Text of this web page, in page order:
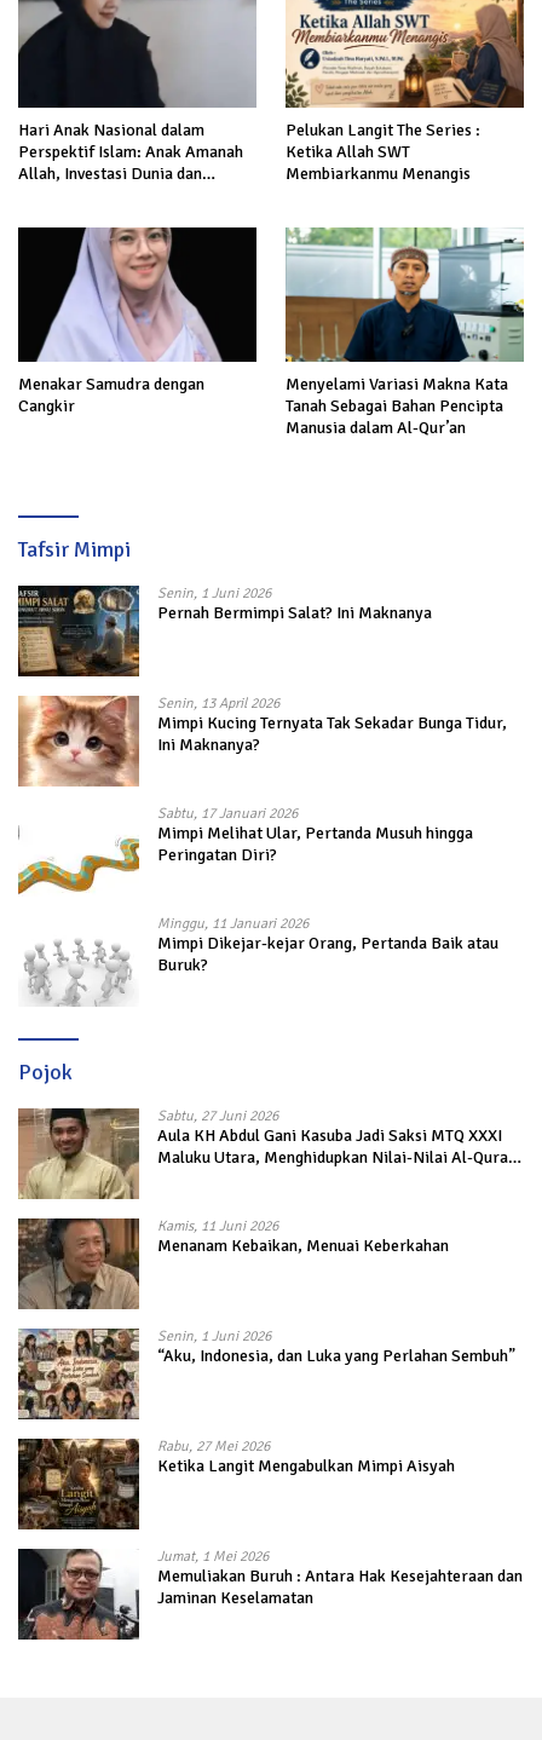
Hari Anak Nasional dalam
Perspektif Islam: Anak Amanah
Allah, Investasi Dunia dan
Pelukan Langit The Series :
Ketika Allah SWT
Membiarkanmu Menangis
Menakar Samudra dengan
Cangkir
Menyelami Variasi Makna Kata
Tanah Sebagai Bahan Pencipta
Manusia dalam Al-Qur’an
Tafsir Mimpi
Senin, 1 Juni 2026
Pernah Bermimpi Salat? Ini Maknanya
Senin, 13 April 2026
Mimpi Kucing Ternyata Tak Sekadar Bunga Tidur,
Ini Maknanya?
Sabtu, 17 Januari 2026
Mimpi Melihat Ular, Pertanda Musuh hingga
Peringatan Diri?
Minggu, 11 Januari 2026
Mimpi Dikejar-kejar Orang, Pertanda Baik atau
Buruk?
Pojok
Sabtu, 27 Juni 2026
Aula KH Abdul Gani Kasuba Jadi Saksi MTQ XXXI
Maluku Utara, Menghidupkan Nilai-Nilai Al-Quran
Kamis, 11 Juni 2026
Menanam Kebaikan, Menuai Keberkahan
Senin, 1 Juni 2026
“Aku, Indonesia, dan Luka yang Perlahan Sembuh”
Rabu, 27 Mei 2026
Ketika Langit Mengabulkan Mimpi Aisyah
Jumat, 1 Mei 2026
Memuliakan Buruh : Antara Hak Kesejahteraan dan
Jaminan Keselamatan